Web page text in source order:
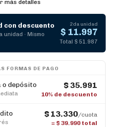
más detalles
con descuento
unidad · Mismo
2da unidad
$ 11.997
Total $ 51.987
FORMAS DE PAGO
depósito $ 35.991
10% de descuento
$ 13.330/cuota
= $ 39.990 total